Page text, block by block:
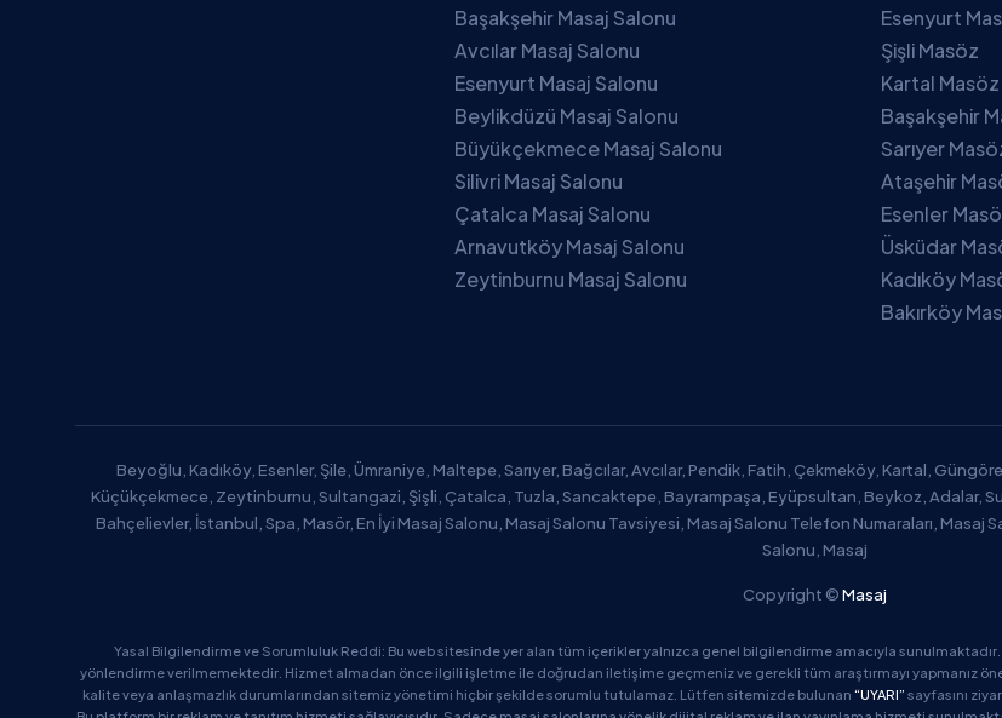
Başakşehir Masaj Salonu
Avcılar Masaj Salonu
Esenyurt Masaj Salonu
Beylikdüzü Masaj Salonu
Büyükçekmece Masaj Salonu
Silivri Masaj Salonu
Çatalca Masaj Salonu
Arnavutköy Masaj Salonu
Zeytinburnu Masaj Salonu
Esenyurt
Şişli Masöz
Kartal Masöz
Başakşehir
Sarıyer
Ataşehir
Esenler
Üsküdar
Kadıköy
Bakırköy
Beyoğlu, Kadıköy, Esenler, Şile, Ümraniye, Maltepe, Sarıyer, Bağcılar, Avcılar, Pendik, Fatih, Çekmeköy, Kartal,
Küçükçekmece, Zeytinburnu, Sultangazi, Şişli, Çatalca, Tuzla, Sancaktepe, Bayrampaşa, Eyüpsultan, Beykoz, Adalar,
Bahçelievler, İstanbul, Spa, Masör, En İyi Masaj Salonu, Masaj Salonu Tavsiyesi, Masaj Salonu Telefon Numaraları, Masaj
Salonu, Masaj
Copyright ©Masaj
Yasal Bilgilendirme ve Sorumluluk Reddi: Bu web sitesinde yer alan tüm içerikler yalnızca genel bilgilendirme amacıyla
yönlendirme verilmemektedir. Hizmet almadan önce ilgili işletme ile doğrudan iletişime geçmeniz ve gerekli tüm araştırmayı yapmanız
kalite veya anlaşmazlık durumlarından sitemiz yönetimi hiçbir şekilde sorumlu tutulamaz. Lütfen sitemizde bulunan “UYARI” sayfasını